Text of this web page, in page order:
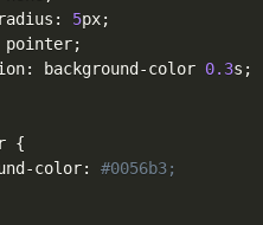
radius : 5px;
pointer;
: background -color 0.3s ;
{
-color:
#0056b3;